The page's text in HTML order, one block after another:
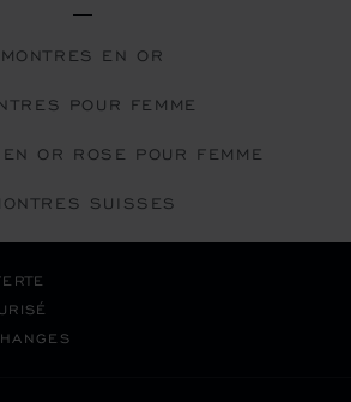
MONTRES EN OR
POUR FEMME
OR ROSE POUR FEMME
SUISSES